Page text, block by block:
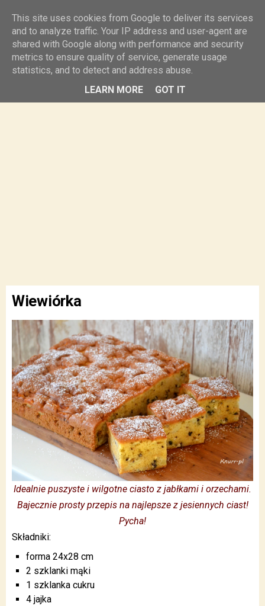
knurr.pl
MENU
Wiewiórka
Idealnie puszyste i wilgotne ciasto z jabłkami i orzechami.
Bajecznie prosty przepis na najlepsze z jesiennych ciast!
Pycha!
Składniki:
forma 24x28 cm
2 szklanki mąki
1 szklanka cukru
4 jajka
This site uses cookies from Google to deliver its services
and to analyze traffic. Your IP address and user-agent are
shared with Google along with performance and security
metrics to ensure quality of service, generate usage
statistics, and to detect and address abuse.
LEARN MORE
GOT IT